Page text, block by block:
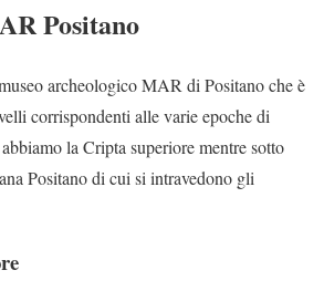
Positano
archeologico MAR di Positano che è
corrispondenti alle varie epoche di
la Cripta superiore mentre sotto
Positano di cui si intravedono gli